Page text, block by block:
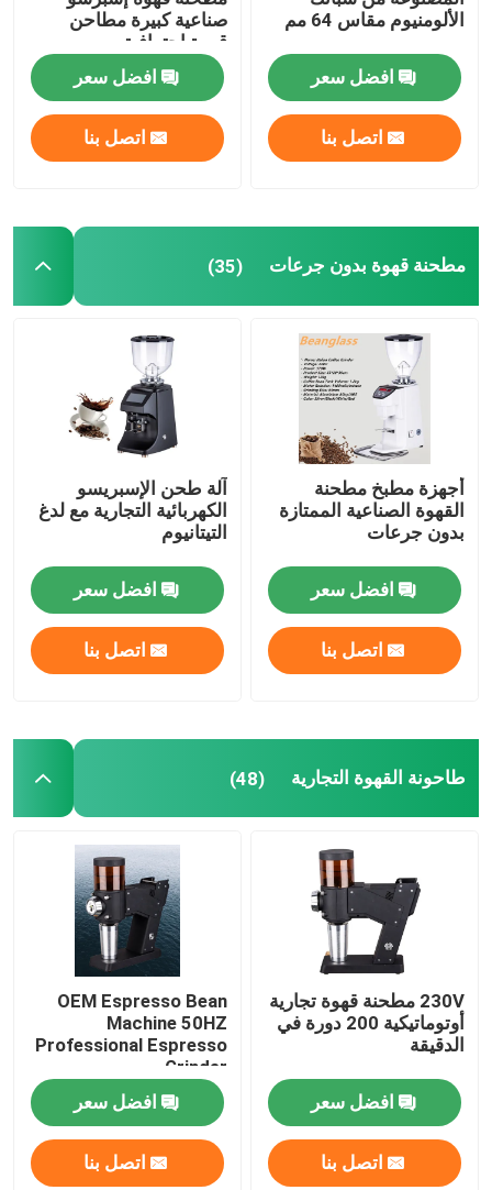
مطحنة القهوة اليدوية
ماكينة صنع القهوة بالكبسولة
جهاز صنع رغوة الحليب الأوتوماتيكي
مطحنة القهوة الرقمية
الألومنيوم مقاس 64 مم
افضل سعر
اتصل بنا
صناعية كبيرة مطاحن
قهوة احترافية
افضل سعر
اتصل بنا
مطحنة قهوة بدون جرعات (35)
أجهزة مطبخ مطحنة
القهوة الصناعية الممتازة
بدون جرعات
افضل سعر
اتصل بنا
آلة طحن الإسبريسو
الكهربائية التجارية مع لدغ
التيتانيوم
افضل سعر
اتصل بنا
طاحونة القهوة التجارية (48)
230V مطحنة قهوة تجارية
أوتوماتيكية 200 دورة في
الدقيقة
افضل سعر
اتصل بنا
OEM Espresso Bean
Machine 50HZ
Professional Espresso
Grinder
افضل سعر
اتصل بنا